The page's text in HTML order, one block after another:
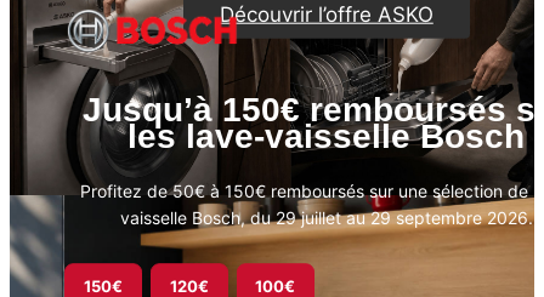
Découvrir l’offre ASKO
Jusqu’à 150€ remboursés
les lave-vaisselle Bosch
Profitez de 50€ à 150€ remboursés sur une sélection de
vaisselle Bosch, du 29 juillet au 29 septembre 2026.
150€ 120€ 100€